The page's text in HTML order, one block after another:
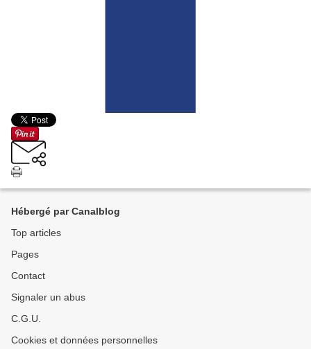
Hébergé par Canalblog
Top articles
Pages
Contact
Signaler un abus
C.G.U.
Cookies et données personnelles